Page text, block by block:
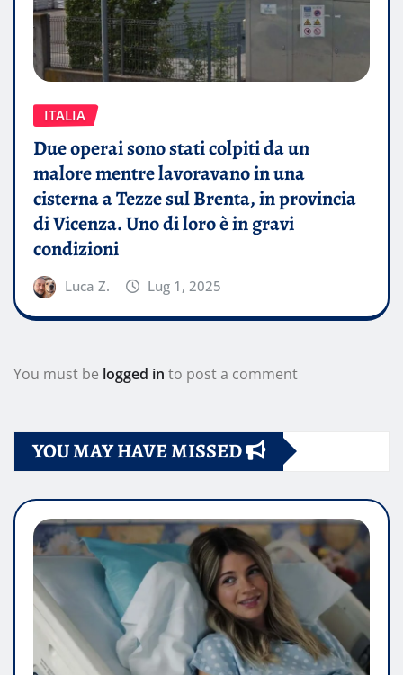
ITALIA
Due operai sono stati colpiti da un
malore mentre lavoravano in una
cisterna a Tezze sul Brenta, in provincia
di Vicenza. Uno di loro è in gravi
condizioni
Luca Z. Lug 1, 2025
You must be logged in to post a comment
YOU MAY HAVE MISSED